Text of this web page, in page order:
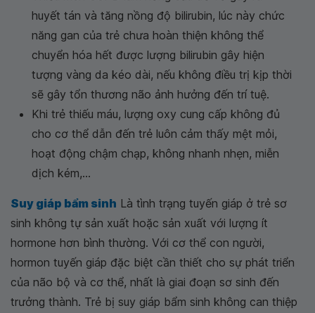
huyết tán và tăng nồng độ bilirubin, lúc này chức
năng gan của trẻ chưa hoàn thiện không thể
chuyển hóa hết được lượng bilirubin gây hiện
tượng vàng da kéo dài, nếu không điều trị kịp thời
sẽ gây tổn thương não ảnh hưởng đến trí tuệ.
Khi trẻ thiếu máu, lượng oxy cung cấp không đủ
cho cơ thể dẫn đến trẻ luôn cảm thấy mệt mỏi,
hoạt động chậm chạp, không nhanh nhẹn, miễn
dịch kém,...
Suy giáp bẩm sinh Là tình trạng tuyến giáp ở trẻ sơ
sinh không tự sản xuất hoặc sản xuất với lượng ít
hormone hơn bình thường. Với cơ thể con người,
hormon tuyến giáp đặc biệt cần thiết cho sự phát triển
của não bộ và cơ thể, nhất là giai đoạn sơ sinh đến
trưởng thành. Trẻ bị suy giáp bẩm sinh không can thiệp